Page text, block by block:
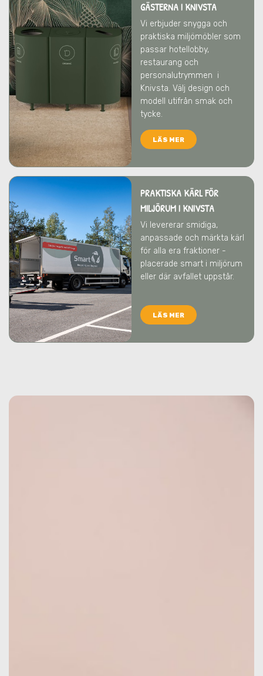
GÄSTERNA I KNIVSTA
Vi erbjuder snygga och
praktiska miljömöbler som
passar hotellobby,
restaurang och
personalutrymmen i
Knivsta. Välj design och
modell utifrån smak och
tycke.
LÄS MER
PRAKTISKA KÄRL FÖR
MILJÖRUMI KNIVSTA
Vi levererar smidiga,
anpassade och märkta kärl
för alla era fraktioner -
placerade smart i miljörum
eller där avfallet uppstår.
LÄS MER